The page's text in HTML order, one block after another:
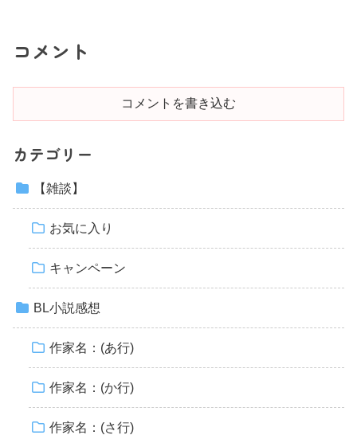
コメント
コメントを書き込む
カテゴリー
【雑談】
お気に入り
キャンペーン
BL小説感想
作家名：(あ行)
作家名：(か行)
作家名：(さ行)